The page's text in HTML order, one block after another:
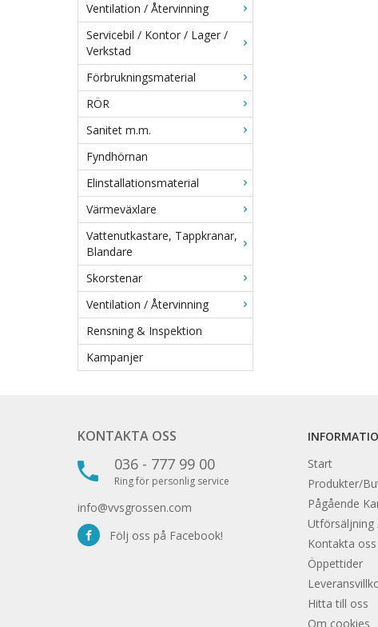
Ventilation / Återvinning
Servicebil / Kontor / Lager /
Verkstad
Förbrukningsmaterial
RÖR
Sanitet m.m.
Fyndhörnan
Elinstallationsmaterial
Värmeväxlare
Vattenutkastare, Tappkranar,
Blandare
Skorstenar
Ventilation / Återvinning
Rensning & Inspektion
Kampanjer
KONTAKTA OSS
036 - 777 99 00
Ring för personlig service
info@vvsgrossen.com
Följ oss på Facebook!
Start
Produkter/
Pågående
Utförsäljning
Kontakta oss
Öppettider
Hitta till oss
Om cookies